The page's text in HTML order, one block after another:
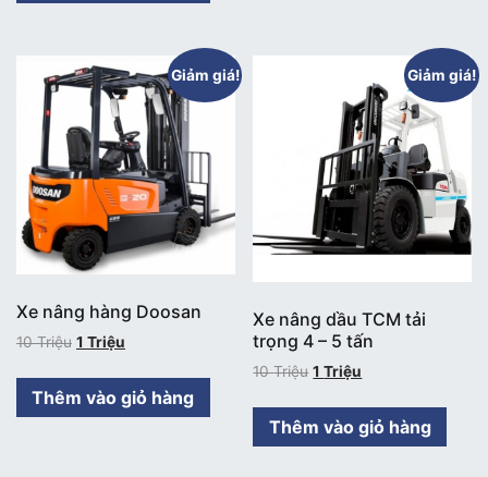
Giảm giá!
Xe nâng hàng Doosan
10Triệu 1 Triệu
Thêm vào giỏ hàng
Giảm giá!
Xe nâng dầu TCM tải
trọng 4 – 5 tấn
10Triệu 1Triệu
Thêm vào giỏ hàng